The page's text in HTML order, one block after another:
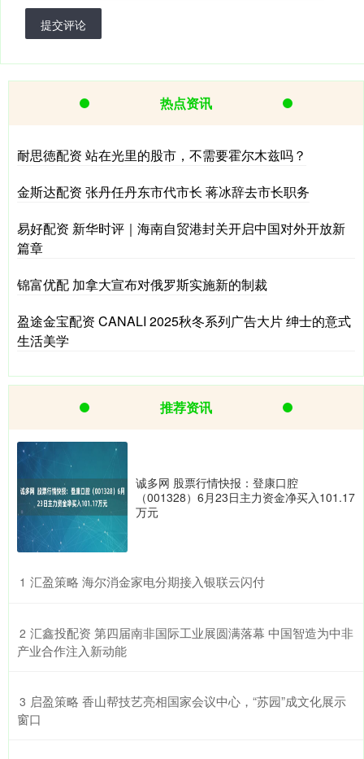
提交评论
热点资讯
耐思徳配资 站在光里的股市，不需要霍尔木兹吗？
金斯达配资 张丹任丹东市代市长 蒋冰辞去市长职务
易好配资 新华时评｜海南自贸港封关开启中国对外开放新
篇章
锦富优配 加拿大宣布对俄罗斯实施新的制裁
盈途金宝配资 CANALI 2025秋冬系列广告大片 绅士的意式
生活美学
推荐资讯
诚多网 股票行情快报：登康口腔
（001328）6月23日主力资金净买入101.17
万元
1 ​汇盈策略 海尔消金家电分期接入银联云闪付
2 ​汇鑫投配资 第四届南非国际工业展圆满落幕 中国智造为中非
产业合作注入新动能
3 ​启盈策略 香山帮技艺亮相国家会议中心，“苏园”成文化展示
窗口